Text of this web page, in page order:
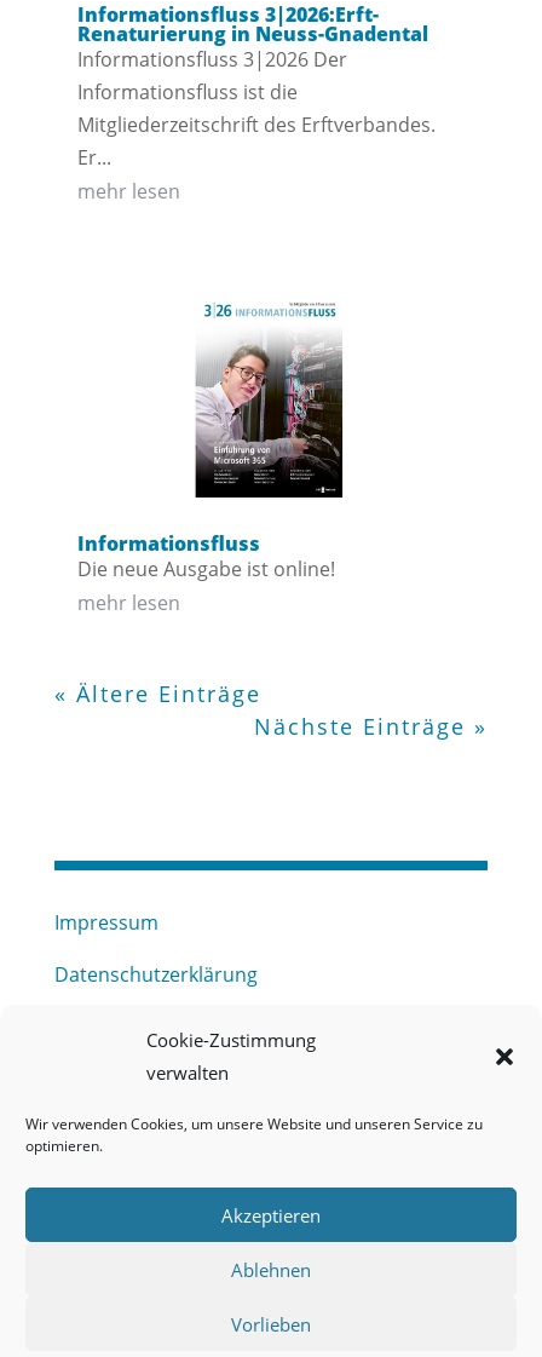
Cookie-Zustimmung
verwalten
Wir verwenden Cookies, um unsere Website und unseren Service zu
optimieren.
Akzeptieren
Ablehnen
Vorlieben
Informationsfluss 3|2026:Erft-
Renaturierung in Neuss-Gnadental
Informationsfluss 3|2026 Der
Informationsfluss ist die
Mitgliederzeitschrift des Erftverbandes.
Er...
mehr lesen
Informationsfluss
Die neue Ausgabe ist online!
mehr lesen
« Ältere Einträge
Nächste Einträge »
Impressum
Datenschutzerklärung
Haftungsausschluss
Barrierefreiheitserklärung
Meldestelle (HinSchG) des Erftverbandes
Onlineportal Grundwassernutzung